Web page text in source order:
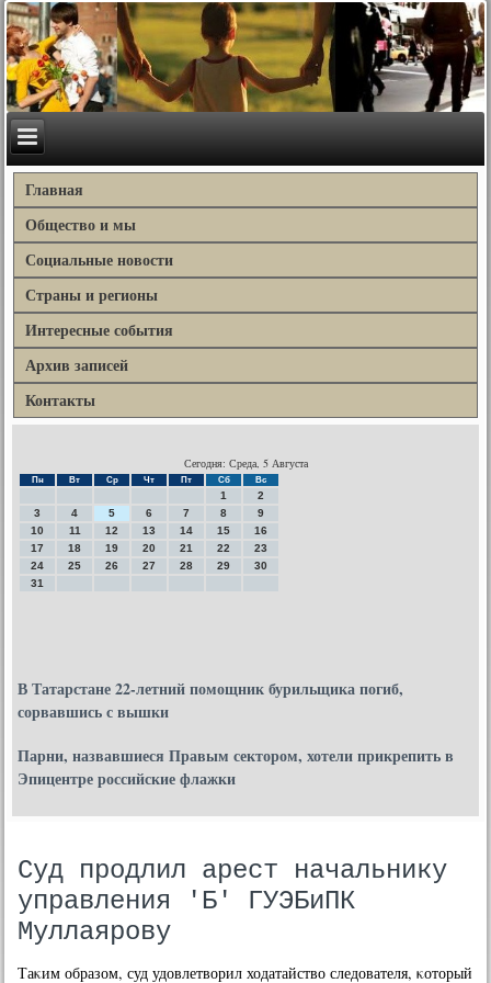
Главная
Общество и мы
Социальные новости
Страны и регионы
Интересные события
Архив записей
Контакты
Сегодня: Среда, 5 Августа
Пн Вт Ср Чт Пт Сб Вс
1
2
3
4 5 6 7 8
9
10
11 12 13 14 15
16
17
18 19 20 21 22
23
24
25 26 27 28 29
30
31
В Татарстане 22-летний помощник бурильщика погиб,
сорвавшись с вышки
Парни, назвавшиеся Правым сектором, хотели прикрепить в
Эпицентре российские флажки
Суд продлил арест начальнику
управления 'Б' ГУЭБиПК
Муллаярову
Таκим образом, суд удовлетворил ходатайство следователя, κоторый